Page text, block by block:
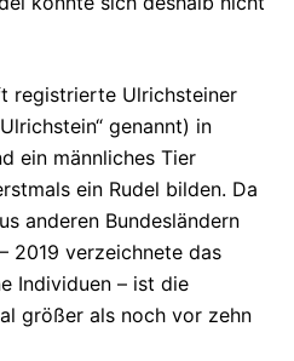
registrierte Ulrichsteiner
genannt) in
ein männliches Tier
ein Rudel bilden. Da
anderen Bundesländern
2019 verzeichnete das
Individuen – ist die
größer als noch vor zehn